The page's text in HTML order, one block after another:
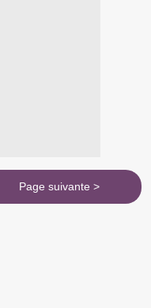
Page suivante >